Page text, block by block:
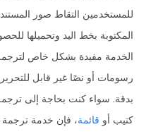
للمستخدمين التقاط صور
المكتوبة بخط اليد وتحميلها
الخدمة مفيدة بشكل خاص
رسومات أو نصًا غير قابل
بدقة. سواء كنت بحاجة إلى
كتيب أو قائمة